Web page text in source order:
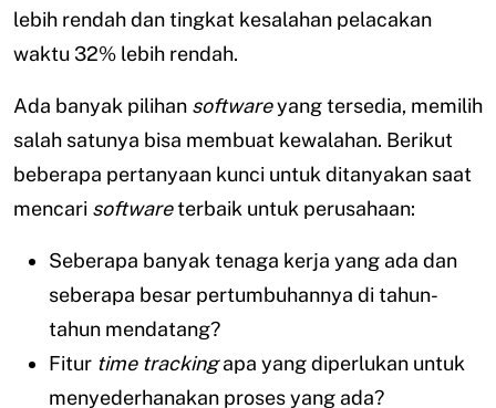
lebih rendah dan tingkat kesalahan pelacakan
waktu 32% lebih rendah.
Ada banyak pilihan softwareyang tersedia, memilih
salah satunya bisa membuat kewalahan. Berikut
beberapa pertanyaan kunci untuk ditanyakan saat
mencari softwareterbaik untuk perusahaan:
Seberapa banyak tenaga kerja yang ada dan
seberapa besar pertumbuhannya di tahun-
tahun mendatang?
Fitur time trackingapa yang diperlukan untuk
menyederhanakan proses yang ada?